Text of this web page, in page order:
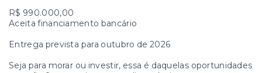
R$ 990.000,00
Aceita financiamento bancário
Entrega prevista para outubro de 2026
Seja para morar ou investir, essa é daquelas oportunidades